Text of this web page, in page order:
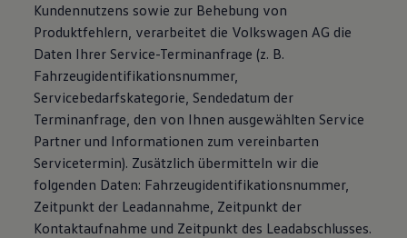
Kundennutzens sowie zur Behebung von
Produktfehlern, verarbeitet die Volkswagen AG die
Daten Ihrer Service-Terminanfrage (z. B.
Fahrzeugidentifikationsnummer,
Servicebedarfskategorie, Sendedatum der
Terminanfrage, den von Ihnen ausgewählten Service
Partner und Informationen zum vereinbarten
Servicetermin). Zusätzlich übermitteln wir die
folgenden Daten: Fahrzeugidentifikationsnummer,
Zeitpunkt der Leadannahme, Zeitpunkt der
Kontaktaufnahme und Zeitpunkt des Leadabschlusses.